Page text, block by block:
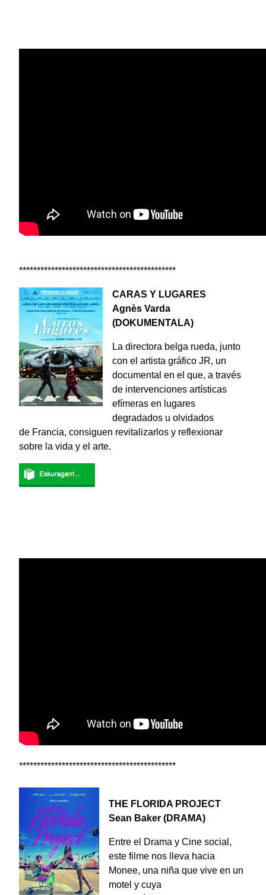
********************************************
CARAS Y LUGARES
Agnès Varda
(DOKUMENTALA)
La directora belga rueda, junto
con el artista gráfico JR, un
documental en el que, a través
de intervenciones artísticas
efímeras en lugares
degradados u olvidados
de Francia, consiguen revitalizarlos y reflexionar
sobre la vida y el arte.
********************************************
THE FLORIDA PROJECT
Sean Baker (DRAMA)
Entre el Drama y Cine social,
este filme nos lleva hacia
Monee, una niña que vive en un
motel y cuya